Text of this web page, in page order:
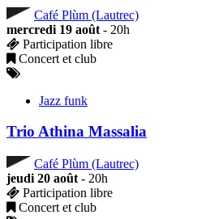
Café Plùm (Lautrec)
mercredi 19 août - 20h
Participation libre
Concert et club
Jazz funk
Trio Athina Massalia
Café Plùm (Lautrec)
jeudi 20 août - 20h
Participation libre
Concert et club